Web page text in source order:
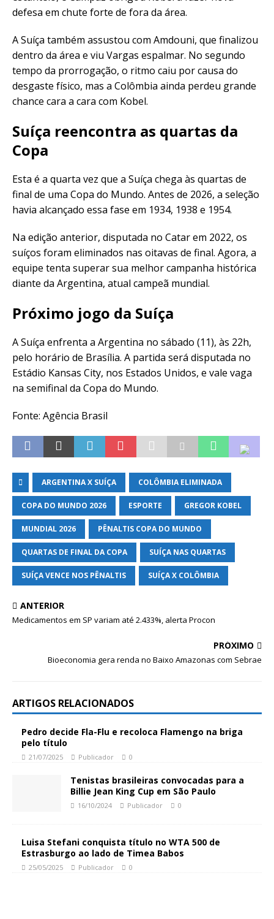
defesa em chute forte de fora da área.
A Suíça também assustou com Amdouni, que finalizou
dentro da área e viu Vargas espalmar. No segundo
tempo da prorrogação, o ritmo caiu por causa do
desgaste físico, mas a Colômbia ainda perdeu grande
chance cara a cara com Kobel.
Suíça reencontra as quartas da
Copa
Esta é a quarta vez que a Suíça chega às quartas de
final de uma Copa do Mundo. Antes de 2026, a seleção
havia alcançado essa fase em 1934, 1938 e 1954.
Na edição anterior, disputada no Catar em 2022, os
suíços foram eliminados nas oitavas de final. Agora, a
equipe tenta superar sua melhor campanha histórica
diante da Argentina, atual campeã mundial.
Próximo jogo da Suíça
A Suíça enfrenta a Argentina no sábado (11), às 22h,
pelo horário de Brasília. A partida será disputada no
Estádio Kansas City, nos Estados Unidos, e vale vaga
na semifinal da Copa do Mundo.
Fonte: Agência Brasil
ARGENTINA X SUÍÇA COLÔMBIA ELIMINADA
COPA DO MUNDO 2026 ESPORTE GREGOR KOBEL
MUNDIAL 2026 PÊNALTIS COPA DO MUNDO
QUARTAS DE FINAL DA COPA SUÍÇA NAS QUARTAS
SUÍÇA VENCE NOS PÊNALTIS SUÍÇA X COLÔMBIA
ANTERIOR
Medicamentos em SP variam até 2.433%, alerta Procon
PRÓXIMO
Bioeconomia gera renda no Baixo Amazonas com Sebrae
ARTIGOS RELACIONADOS
Pedro decide Fla-Flu e recoloca Flamengo na briga
pelo título
21/07/2025 Publicador 0
Tenistas brasileiras convocadas para a
Billie Jean King Cup em São Paulo
16/10/2024 Publicador 0
Luisa Stefani conquista título no WTA 500 de
Estrasburgo ao lado de Timea Babos
25/05/2025 Publicador 0